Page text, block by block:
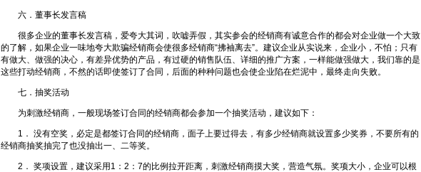
六．董事长发言稿
很多企业的董事长发言稿，爱夸大其词，吹嘘弄假，其实参会的经销商有诚意合作的都会对企业做一个大致
的了解，如果企业一味地夸大欺骗经销商会使很多经销商“拂袖离去”。建议企业从实说来，企业小，不怕；只有
有做大、做强的决心，有差异优势的产品，有过硬的销售队伍、详细的推广方案，一样能做强做大，我们靠的是
这些打动经销商，不然的话即使签订了合同，后面的种种问题也会使企业陷在烂泥中，最终走向失败。
七．抽奖活动
为刺激经销商，一般现场签订合同的经销商都会参加一个抽奖活动，建议如下：
1． 没有空奖，必定是都签订合同的经销商，面子上要过得去，有多少经销商就设置多少奖券，不要所有的
经销商抽奖抽完了也没抽出一、二等奖。
2． 奖项设置，建议采用1：2：7的比例拉开距离，刺激经销商摸大奖，营造气氛。奖项大小，企业可以根